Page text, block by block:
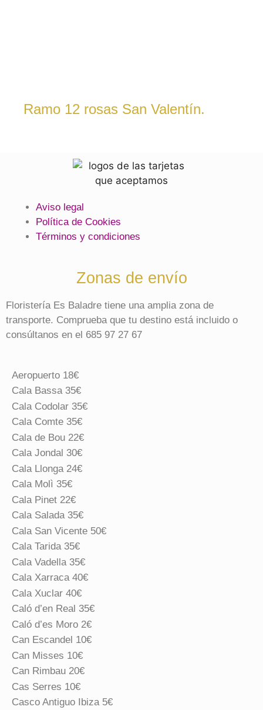
Ramo 12 rosas San Valentín.
Aviso legal
Política de Cookies
Términos y condiciones
Zonas de envío
Floristería Es Baladre tiene una amplia zona de
transporte. Comprueba que tu destino está incluido o
consúltanos en el 685 97 27 67
Aeropuerto 18€
Cala Bassa 35€
Cala Codolar 35€
Cala Comte 35€
Cala de Bou 22€
Cala Jondal 30€
Cala Llonga 24€
Cala Molì 35€
Cala Pinet 22€
Cala Salada 35€
Cala San Vicente 50€
Cala Tarida 35€
Cala Vadella 35€
Cala Xarraca 40€
Cala Xuclar 40€
Caló d’en Real 35€
Caló d’es Moro 2€
Can Escandel 10€
Can Misses 10€
Can Rimbau 20€
Cas Serres 10€
Casco Antiguo Ibiza 5€